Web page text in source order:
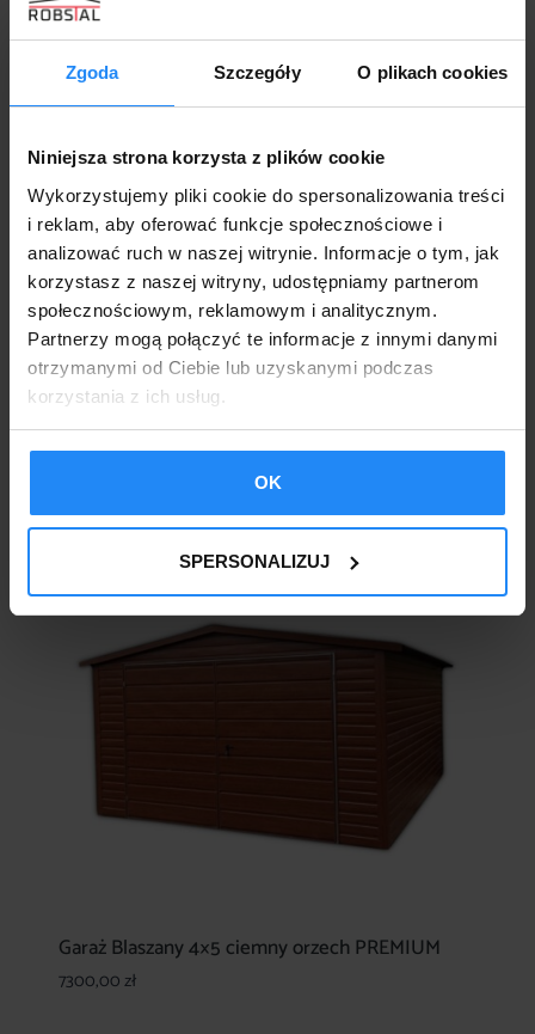
Zgoda Szczegóły O plikach cookies
Niniejsza strona korzysta z plików cookie
Wykorzystujemy pliki cookie do spersonalizowania treści
i reklam, aby oferować funkcje społecznościowe i
analizować ruch w naszej witrynie. Informacje o tym, jak
korzystasz z naszej witryny, udostępniamy partnerom
społecznościowym, reklamowym i analitycznym.
Partnerzy mogą połączyć te informacje z innymi danymi
otrzymanymi od Ciebie lub uzyskanymi podczas
korzystania z ich usług.
OK
SPERSONALIZUJ
Garaż Blaszany 6x5m + 1,5x5mDwuspadowy
13300,00zł
Garaż Blaszany 4×5 ciemny orzech PREMIUM
7300,00zł